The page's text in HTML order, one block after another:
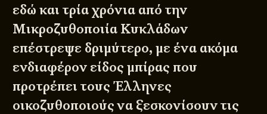
εδώ και τρία χρόνια από την
Μικροζυθοποιία Κυκλάδων
επέστρεψε δριμύτερο, με ένα ακόμα
ενδιαφέρον είδος μπίρας που
προτρέπει τους Έλληνες
οικοζυθοποιούς να ξεσκονίσουν τις